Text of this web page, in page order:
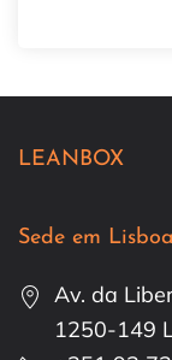
LEANBOX
Sede em
Av. da
1250-149